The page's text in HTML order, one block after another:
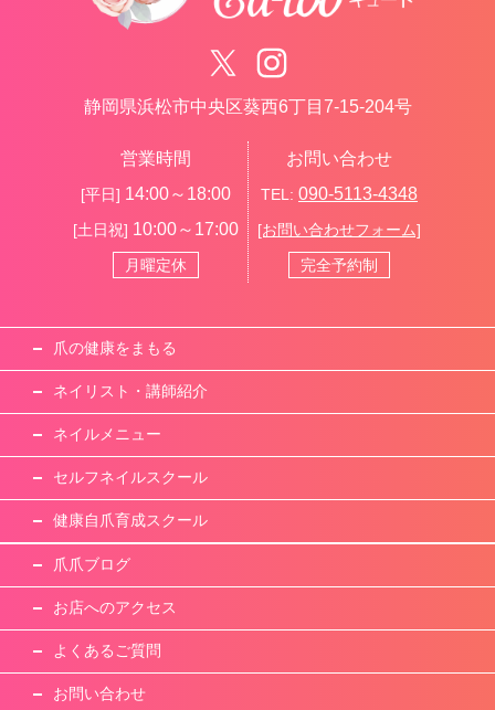
静岡県浜松市中央区葵西6丁目7-15-204号
営業時間
[平日] 14:00～18:00
[土日祝] 10:00～17:00
月曜定休
お問い合わせ
TEL: 090-5113-4348
[お問い合わせフォーム]
完全予約制
爪の健康をまもる
ネイリスト・講師紹介
ネイルメニュー
セルフネイルスクール
健康自爪育成スクール
爪爪ブログ
お店へのアクセス
よくあるご質問
お問い合わせ